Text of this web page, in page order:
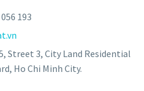
193
Street 3, City Land Residential
Ho Chi Minh City.